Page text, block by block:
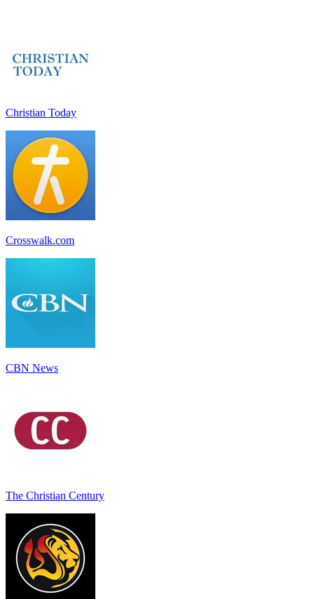
Christian Today
Crosswalk.com
CBN News
The Christian Century